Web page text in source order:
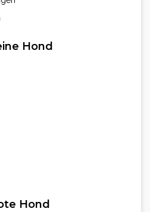
Hond
Hond